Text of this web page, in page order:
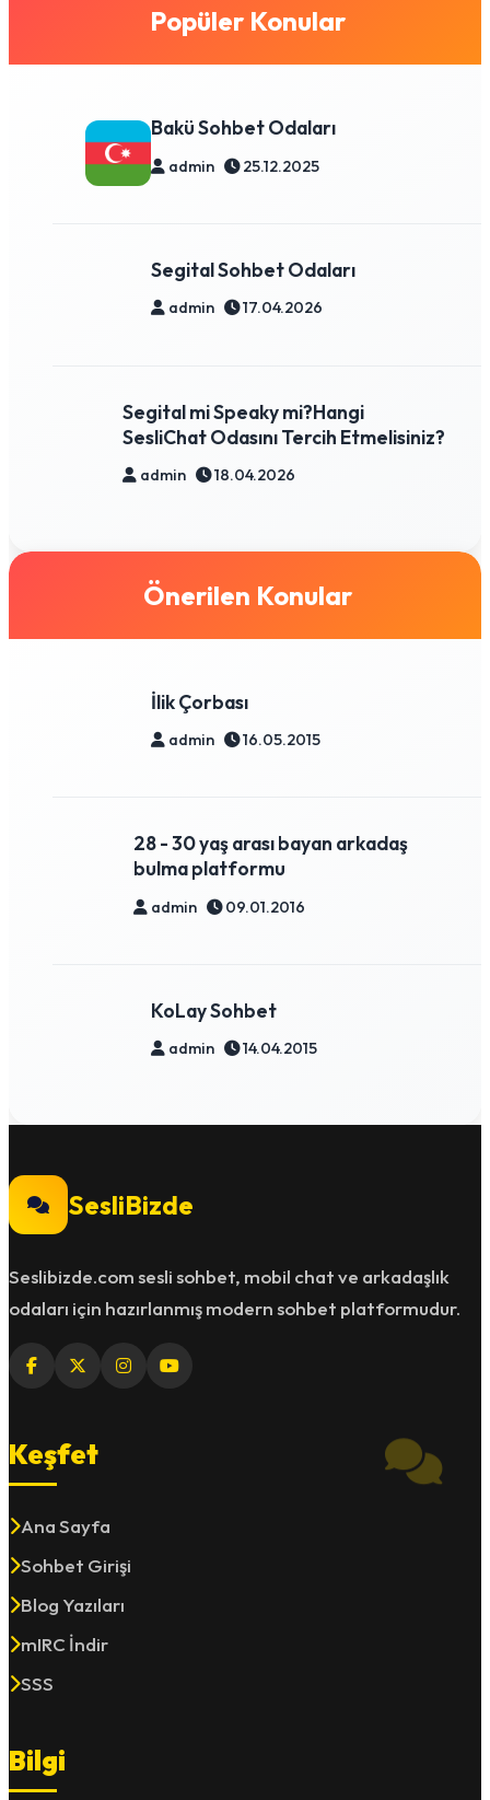
Popüler Konular
Bakü Sohbet Odaları
admin 25.12.2025
Segital Sohbet Odaları
admin 17.04.2026
Segital mi Speaky mi?Hangi
SesliChat Odasını Tercih Etmelisiniz?
admin 18.04.2026
Önerilen Konular
İlik Çorbası
admin 16.05.2015
28 - 30 yaş arası bayan arkadaş
bulma platformu
admin 09.01.2016
KoLay Sohbet
admin 14.04.2015
SesliBizde
Seslibizde.com sesli sohbet, mobil chat ve arkadaşlık
odaları için hazırlanmış modern sohbet platformudur.
Keşfet
Ana Sayfa
Sohbet Girişi
Blog Yazıları
mIRC İndir
SSS
Bilgi